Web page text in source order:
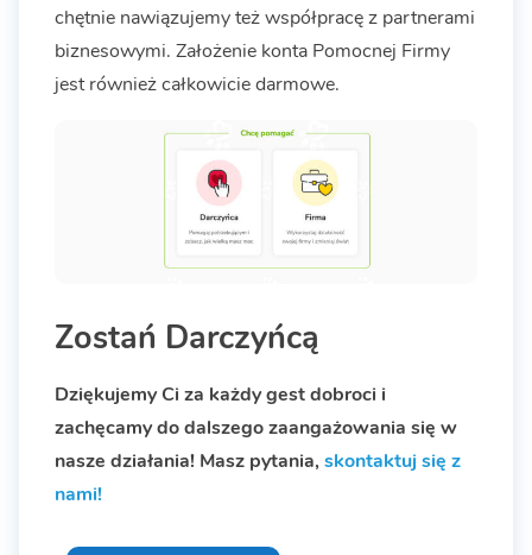
chętnie nawiązujemy też współpracę z partnerami
biznesowymi. Założenie konta Pomocnej Firmy
jest również całkowicie darmowe.
Zostań Darczyńcą
Dziękujemy Ci za każdy gest dobroci i
zachęcamy do dalszego zaangażowania się w
nasze działania! Masz pytania,skontaktuj się z
nami!